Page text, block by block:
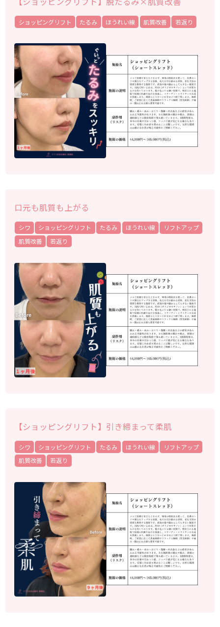
ショッピングリフト たるみ ほうれい線 肌質改善 若返り
口元も肌質も上がる
シワ ショッピングリフト たるみ ほうれい線
リフトアップ
肌質改善
若返り
【ショッピングリフト】引き締まって柔肌
シワ ショッピングリフト たるみ ほうれい線
リフトアップ
肌質改善
若返り